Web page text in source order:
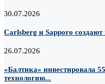
30.07.2026
Carlsberg и Sapporo
26.07.2026
«Балтика» инвестировала
технологию...